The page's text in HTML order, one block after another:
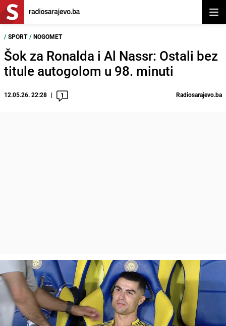
/ SPORT / NOGOMET
Šok za Ronalda i Al Nassr: Ostali bez
titule autogolom u 98. minuti
12.05.26. 22:28 1 Radiosarajevo.ba